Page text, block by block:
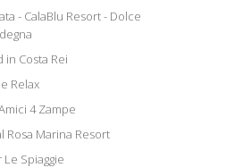
- CalaBlu Resort - Dolce
in Costa Rei
Relax
4 Zampe
Rosa Marina Resort
Spiaggie